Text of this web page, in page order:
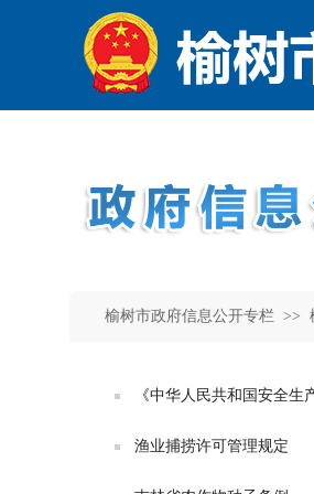
榆树市政府信息公开专栏 >>
《中华人民共和国安全生
渔业捕捞许可管理规定